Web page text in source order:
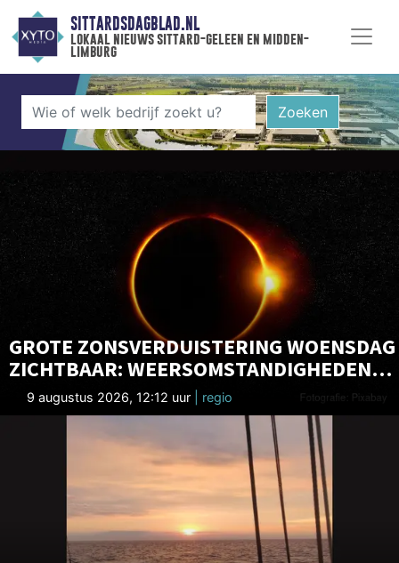
SITTARDSDAGBLAD.NL
lokaal nieuws sittard-geleen en midden-
limburg
Zoeken
GROTE ZONSVERDUISTERING WOENSDAG
ZICHTBAAR: WEERSOMSTANDIGHEDEN
LIJKEN GUNSTIG
9 augustus 2026, 12:12 uur | regio